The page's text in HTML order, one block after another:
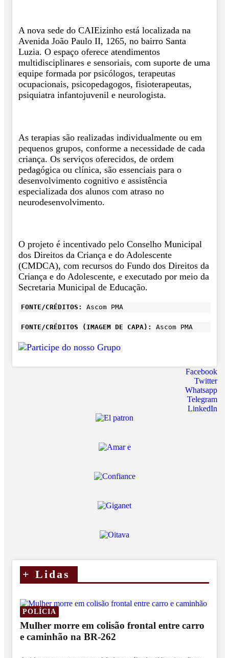
A nova sede do CAIEizinho está localizada na
Avenida João Paulo II, 1265, no bairro Santa
Luzia. O espaço oferece atendimentos
multidisciplinares e sensoriais, com suporte de uma
equipe formada por psicólogos, terapeutas
ocupacionais, psicopedagogos, fisioterapeutas,
psiquiatra infantojuvenil e neurologista.
As terapias são realizadas individualmente ou em
pequenos grupos, conforme a necessidade de cada
criança. Os serviços oferecidos, de ordem
pedagógica ou clínica, são essenciais para o
desenvolvimento cognitivo e assistência
especializada dos alunos com atraso no
neurodesenvolvimento.
O projeto é incentivado pelo Conselho Municipal
dos Direitos da Criança e do Adolescente
(CMDCA), com recursos do Fundo dos Direitos da
Criança e do Adolescente, e executado por meio da
Secretaria Municipal de Educação.
FONTE/CRÉDITOS: Ascom PMA
FONTE/CRÉDITOS (IMAGEM DE CAPA): Ascom PMA
Facebook
Twitter
Whatsapp
Telegram
LinkedIn
+ Lidas
POLÍCIA
Mulher morre em colisão frontal entre carro
e caminhão na BR-262